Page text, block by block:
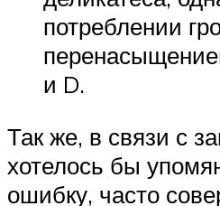
потреблении
и D.
Так же, в связи с
хотелось бы
ошибку, часто